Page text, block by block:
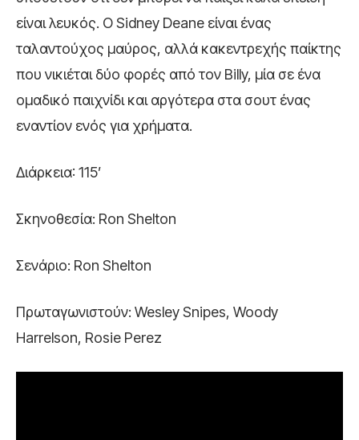
είναι λευκός. Ο Sidney Deane είναι ένας
ταλαντούχος μαύρος, αλλά κακεντρεχής παίκτης
που νικιέται δύο φορές από τον Billy, μία σε ένα
ομαδικό παιχνίδι και αργότερα στα σουτ ένας
εναντίον ενός για χρήματα.
Διάρκεια: 115’
Σκηνοθεσία: Ron Shelton
Σενάριο: Ron Shelton
Πρωταγωνιστούν: Wesley Snipes, Woody
Harrelson, Rosie Perez